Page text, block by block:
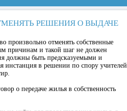
РЕШЕНИЯ О ВЫДАЧЕ
отменять собственные
причинам и такой шаг не должен
должны быть предсказуемыми и
инстанция в решении по спору учителей
о передаче жилья в собственность